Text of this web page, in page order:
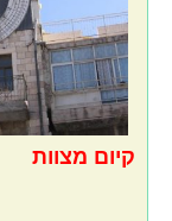
קיום מצוות